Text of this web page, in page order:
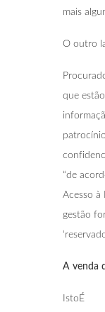
mais
O outro
que
“de
Acesso à
gestão
A venda
IstoÉ